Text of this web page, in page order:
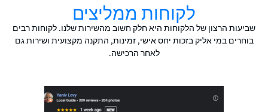
לקוחות ממליצים
שביעות הרצון של הלקוחות היא חלק חשוב מהשירות שלנו. לקוחות רבים
בוחרים במי אליק בזכות יחס אישי, זמינות, התקנה מקצועית ושירות גם
לאחר הרכישה.